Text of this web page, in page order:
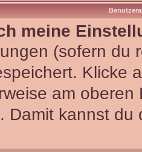
meine
(sofern du
Klicke
am
Damit kannst